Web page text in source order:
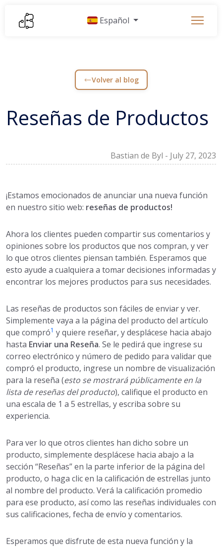
Español
Volver al blog
Reseñas de Productos
Bastian de Byl - July 27, 2023
¡Estamos emocionados de anunciar una nueva función
en nuestro sitio web: reseñas de productos!
Ahora los clientes pueden compartir sus comentarios y
opiniones sobre los productos que nos compran, y ver
lo que otros clientes piensan también. Esperamos que
esto ayude a cualquiera a tomar decisiones informadas y
encontrar los mejores productos para sus necesidades.
Las reseñas de productos son fáciles de enviar y ver.
Simplemente vaya a la página del producto del artículo
que compró1 y quiere reseñar, y desplácese hacia abajo
hasta Enviar una Reseña. Se le pedirá que ingrese su
correo electrónico y número de pedido para validar que
compró el producto, ingrese un nombre de visualización
para la reseña (esto se mostrará públicamente en la
lista de reseñas del producto), califique el producto en
una escala de 1 a 5 estrellas, y escriba sobre su
experiencia.
Para ver lo que otros clientes han dicho sobre un
producto, simplemente desplácese hacia abajo a la
sección “Reseñas” en la parte inferior de la página del
producto, o haga clic en la calificación de estrellas junto
al nombre del producto. Verá la calificación promedio
para ese producto, así como las reseñas individuales con
sus calificaciones, fecha de envío y comentarios.
Esperamos que disfrute de esta nueva función y la